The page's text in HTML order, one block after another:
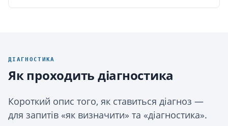
ДІАГНОСТИКА
Як проходить діагностика
Короткий опис того, як ставиться діагноз —
для запитів «як визначити» та «діагностика».